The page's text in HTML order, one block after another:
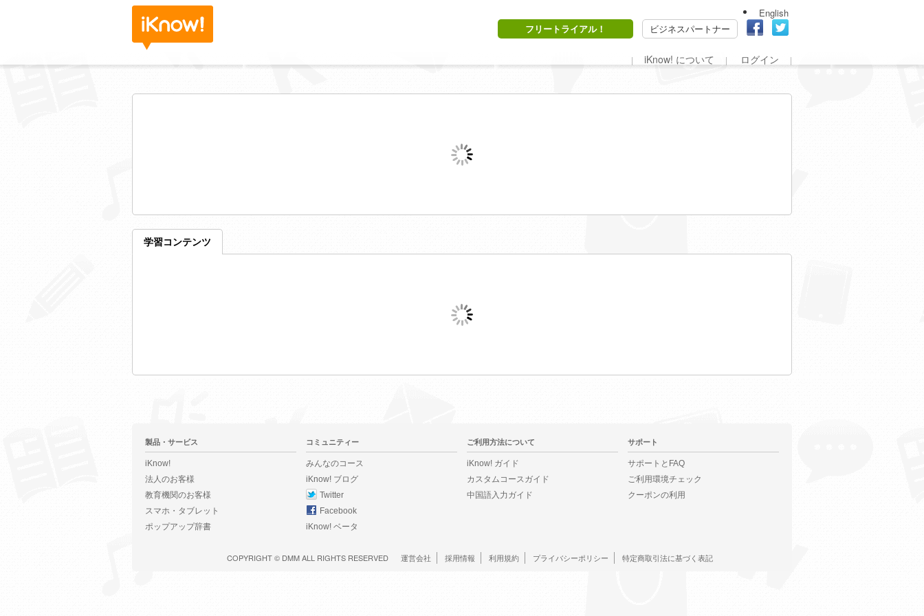
English
フリートライアル！
ビジネスパートナー
iKnow! について ログイン
学習コンテンツ
製品・サービス
iKnow!
法人のお客様
教育機関のお客様
スマホ・タブレット
ポップアップ辞書
コミュニティー
みんなのコース
iKnow! ブログ
Twitter
Facebook
iKnow! ベータ
ご利用方法について
iKnow! ガイド
カスタムコースガイド
中国語入力ガイド
サポート
サポートとFAQ
ご利用環境チェック
クーポンの利用
COPYRIGHT © DMMALL RIGHTS RESERVED 運営会社 採用情報 利用規約 プライバシーポリシー 特定商取引法に基づく表記